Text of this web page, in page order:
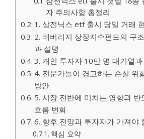
자 주의사항 총정리
1. 삼전닉스 etf 출시 당일 거래
2. 레버리지 상장지수펀드의 구
과 설명
3. 개인 투자자 10만 명 대기열
4. 전문가들이 경고하는 손실 위
방안
5. 시장 전반에 미치는 영향과 반
흐름 변화
6. 향후 전망과 투자자가 가져야
핵심 요약